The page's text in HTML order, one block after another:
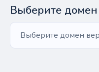
Выберите
Выберите домен